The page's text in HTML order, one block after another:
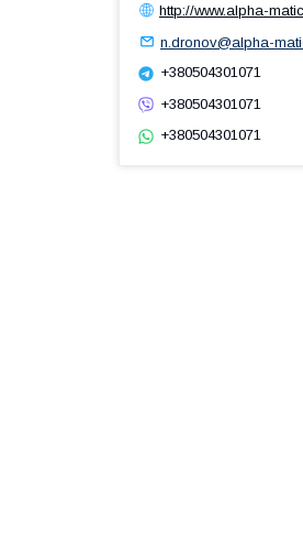
http://www.alpha-
n.dronov@alpha-
+380504301071
+380504301071
+380504301071